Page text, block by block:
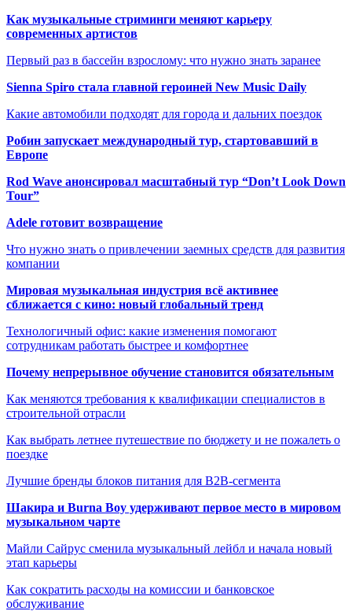
Как музыкальные стриминги меняют карьеру
современных артистов
Первый раз в бассейн взрослому: что нужно знать заранее
Sienna Spiro стала главной героиней New Music Daily
Какие автомобили подходят для города и дальних поездок
Робин запускает международный тур, стартовавший в
Европе
Rod Wave анонсировал масштабный тур “Don’t Look Down
Tour”
Adele готовит возвращение
Что нужно знать о привлечении заемных средств для развития
компании
Мировая музыкальная индустрия всё активнее
сближается с кино: новый глобальный тренд
Технологичный офис: какие изменения помогают
сотрудникам работать быстрее и комфортнее
Почему непрерывное обучение становится обязательным
Как меняются требования к квалификации специалистов в
строительной отрасли
Как выбрать летнее путешествие по бюджету и не пожалеть о
поездке
Лучшие бренды блоков питания для B2B-сегмента
Шакира и Burna Boy удерживают первое место в мировом
музыкальном чарте
Майли Сайрус сменила музыкальный лейбл и начала новый
этап карьеры
Как сократить расходы на комиссии и банковское
обслуживание